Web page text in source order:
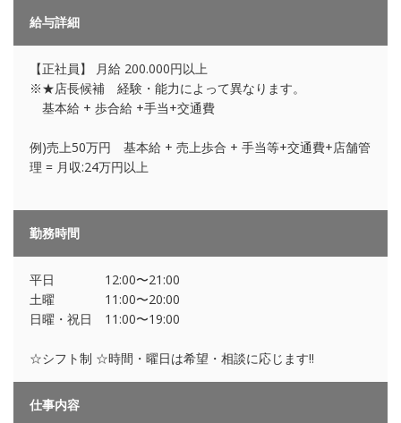
給与詳細
【正社員】 月給 200.000円以上
※★店長候補 経験・能力によって異なります。
基本給 + 歩合給 +手当+交通費
例)売上50万円 基本給 + 売上歩合 + 手当等+交通費+店舗管
理 = 月収:24万円以上
勤務時間
平日 12:00〜21:00
土曜 11:00〜20:00
日曜・祝日 11:00〜19:00
☆シフト制 ☆時間・曜日は希望・相談に応じます!!
仕事内容